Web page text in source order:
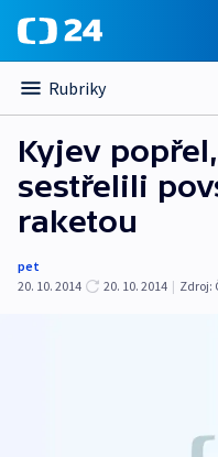
Rubriky
Kyjev
sestřelili
raketou
pet
20. 10. 2014
20. 10. 2014 | Zdroj: